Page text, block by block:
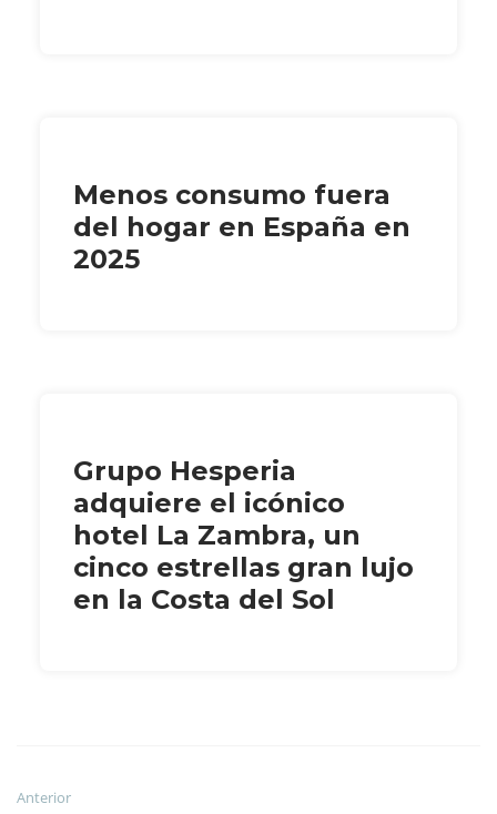
Menos consumo fuera
del hogar en España en
2025
Grupo Hesperia
adquiere el icónico
hotel La Zambra, un
cinco estrellas gran lujo
en la Costa del Sol
Anterior